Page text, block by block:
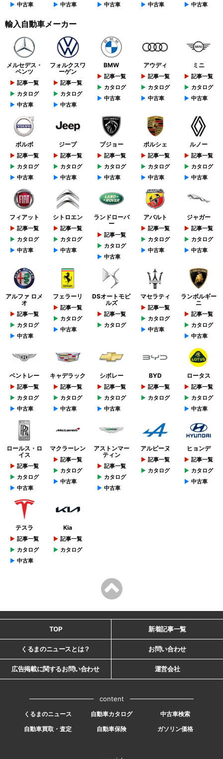
中古車
中古車
中古車
中古車
中古車
輸入自動車メーカー
メルセデス・
ベンツ
記事一覧
カタログ
中古車
フォルクスワ
ーゲン
記事一覧
カタログ
中古車
BMW
記事一覧
カタログ
中古車
アウディ
記事一覧
カタログ
中古車
ミニ
記事一覧
カタログ
中古車
ボルボ
記事一覧
カタログ
中古車
ジープ
記事一覧
カタログ
中古車
プジョー
記事一覧
カタログ
中古車
ポルシェ
記事一覧
カタログ
中古車
ルノー
記事一覧
カタログ
中古車
フィアット
記事一覧
カタログ
中古車
シトロエン
記事一覧
カタログ
中古車
ランドローバ
ー
記事一覧
カタログ
中古車
アバルト
記事一覧
カタログ
中古車
ジャガー
記事一覧
カタログ
中古車
アルファ ロメ
オ
記事一覧
カタログ
中古車
フェラーリ
記事一覧
カタログ
中古車
DSオートモビ
ルズ
記事一覧
カタログ
マセラティ
記事一覧
カタログ
中古車
ランボルギー
ニ
記事一覧
カタログ
中古車
ベントレー
記事一覧
カタログ
中古車
キャデラック
記事一覧
カタログ
中古車
シボレー
記事一覧
カタログ
中古車
BYD
記事一覧
カタログ
ロータス
記事一覧
カタログ
中古車
ロールス・ロ
イス
記事一覧
カタログ
中古車
マクラーレン
記事一覧
カタログ
中古車
アストンマー
ティン
記事一覧
カタログ
中古車
アルピーヌ
記事一覧
カタログ
ヒョンデ
記事一覧
カタログ
中古車
テスラ
記事一覧
カタログ
中古車
Kia
記事一覧
カタログ
TOP 新着記事一覧
くるまのニュースとは？ お問い合わせ
広告掲載に関するお問い合わせ 運営会社
content
くるまのニュース 自動車カタログ
中古車検索
自動車買取・査定
自動車保険 ガソリン価格